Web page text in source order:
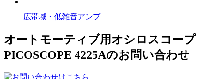
広帯域・低雑音アンプ
オートモーティブ用オシロスコープ
PICOSCOPE 4225Aのお問い合わせ